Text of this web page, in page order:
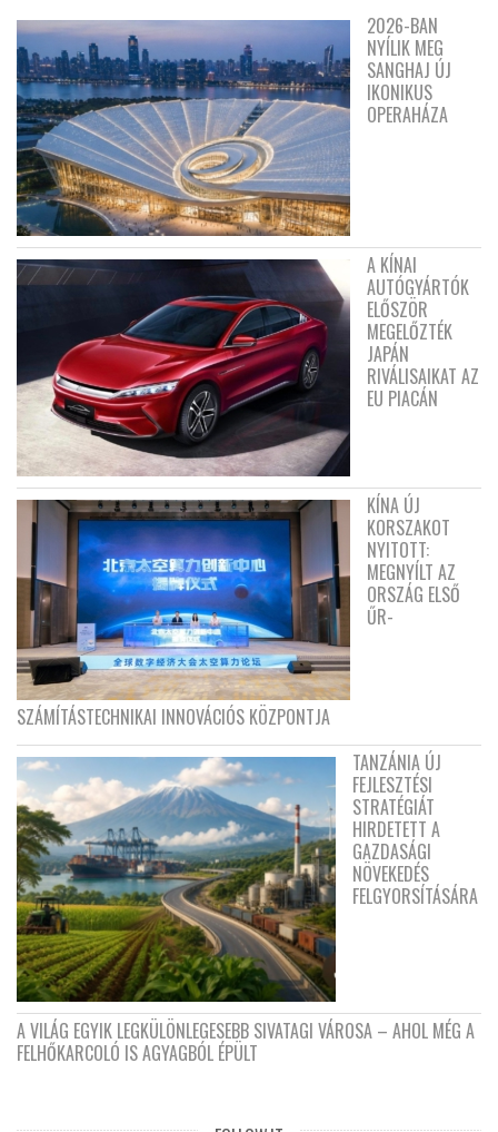
2026-BAN
NYÍLIK MEG
SANGHAJ ÚJ
IKONIKUS
OPERAHÁZA
A KÍNAI
AUTÓGYÁRTÓK
ELŐSZÖR
MEGELŐZTÉK
JAPÁN
RIVÁLISAIKAT AZ
EU PIACÁN
KÍNA ÚJ
KORSZAKOT
NYITOTT:
MEGNYÍLT AZ
ORSZÁG ELSŐ
ŰR-
SZÁMÍTÁSTECHNIKAI INNOVÁCIÓS KÖZPONTJA
TANZÁNIA ÚJ
FEJLESZTÉSI
STRATÉGIÁT
HIRDETETT A
GAZDASÁGI
NÖVEKEDÉS
FELGYORSÍTÁSÁRA
A VILÁG EGYIK LEGKÜLÖNLEGESEBB SIVATAGI VÁROSA – AHOL MÉG A
FELHŐKARCOLÓ IS AGYAGBÓL ÉPÜLT